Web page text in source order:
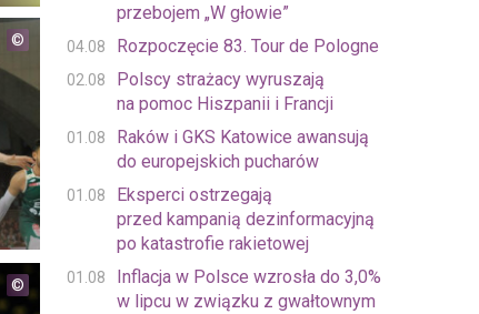
przebojem „W głowie”
04.08 Rozpoczęcie 83. Tour de Pologne
02.08
Polscy strażacy wyruszają
na pomoc Hiszpanii i Francji
01.08
Raków i GKS Katowice awansują
do europejskich pucharów
01.08
Eksperci ostrzegają
przed kampanią dezinformacyjną
po katastrofie rakietowej
01.08
Inflacja w Polsce wzrosła do 3,0%
w lipcu w związku z gwałtownym